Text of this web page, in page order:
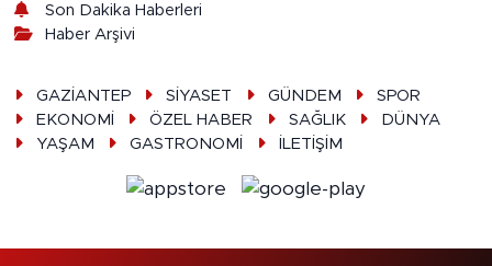
Son Dakika Haberleri
Haber Arşivi
GAZİANTEP SİYASET GÜNDEM
SPOR
EKONOMİ
ÖZEL HABER SAĞLIK
DÜNYA
YAŞAM
GASTRONOMİ İLETİŞİM